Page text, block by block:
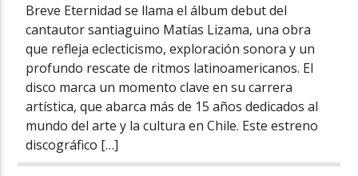
Breve Eternidad se llama el álbum debut del
cantautor santiaguino Matías Lizama, una obra
que refleja eclecticismo, exploración sonora y un
profundo rescate de ritmos latinoamericanos. El
disco marca un momento clave en su carrera
artística, que abarca más de 15 años dedicados al
mundo del arte y la cultura en Chile. Este estreno
discográfico […]